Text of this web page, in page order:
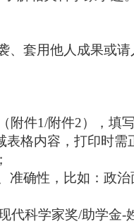
、套用他人成果或
附件1/附件2），填
表格内容，打印时需
确性，比如：政
代科学家奖/助学金-